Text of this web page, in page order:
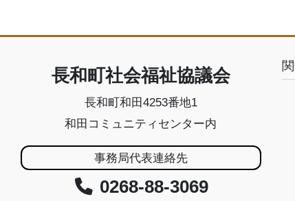
長和町社会福祉協議会
長和町和田4253番地1
和田コミュニティセンター内
事務局代表連絡先
0268-88-3069